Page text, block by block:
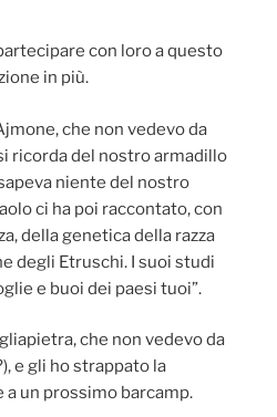
con loro a questo
in più.
che non vedevo da
ricorda del nostro armadillo
niente del nostro
ci ha poi raccontato, con
della genetica della razza
degli Etruschi. I suoi studi
e buoi dei paesi tuoi”.
che non vedevo da
e gli ho strappato la
un prossimo barcamp.